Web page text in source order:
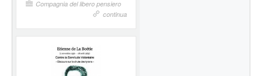
Compagnia del libero pensiero
continua